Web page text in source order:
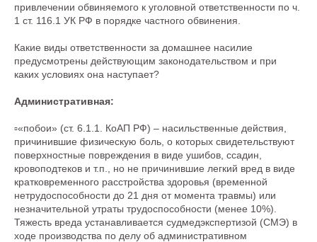
привлечении обвиняемого к уголовной ответственности по ч.
1 ст. 116.1 УК РФ в порядке частного обвинения.
Какие виды ответственности за домашнее насилие
предусмотрены действующим законодательством и при
каких условиях она наступает?
Административная:
▫️«побои» (ст. 6.1.1. КоАП РФ) – насильственные действия,
причинившие физическую боль, о которых свидетельствуют
поверхностные повреждения в виде ушибов, ссадин,
кровоподтеков и т.п., но не причинившие легкий вред в виде
кратковременного расстройства здоровья (временной
нетрудоспособности до 21 дня от момента травмы) или
незначительной утраты трудоспособности (менее 10%).
Тяжесть вреда устанавливается судмедэкспертизой (СМЭ) в
ходе производства по делу об административном